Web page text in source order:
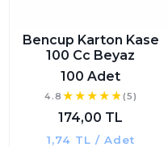
Bencup Karton Kase
100 Cc Beyaz
100 Adet
4.8 (5)
174,00 TL
1,74 TL / Adet